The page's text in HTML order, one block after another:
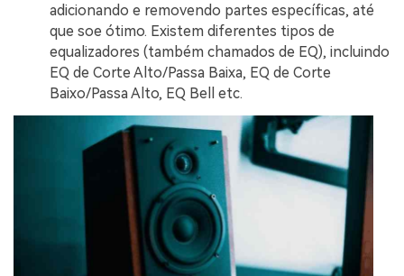
adicionando e removendo partes específicas, até
que soe ótimo. Existem diferentes tipos de
equalizadores (também chamados de EQ), incluindo
EQ de Corte Alto/Passa Baixa, EQ de Corte
Baixo/Passa Alto, EQ Bell etc.